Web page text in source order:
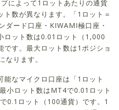
によって1ロットあたりの通貨
ト数が異なります。「1ロット＝
ダード口座・KIWAMI極口座・
ロット数は0.01ロット（1,000
です。最大ロット数は1ポジショ
なります。
能なマイクロ口座は「1ロット
小ロット数はMT4で0.01ロット
0.1ロット（100通貨）です。1